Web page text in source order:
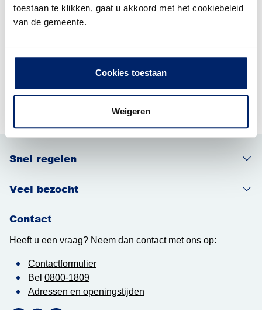
toestaan te klikken, gaat u akkoord met het cookiebeleid
van de gemeente.
Cookies toestaan
Weigeren
U moet giften melden als de waarde van alle giften samen
in 1 jaar meer dan € 1.200 is. Houd daarom bij als u iets
Heeft u nog vragen?
neem contact met ons op via 0800-1809
Snel regelen
Veel bezocht
Contact
Heeft u een vraag? Neem dan contact met ons op:
Contactformulier
Bel 0800-1809
Adressen en openingstijden